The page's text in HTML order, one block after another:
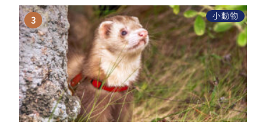
理由はさま...
小動物